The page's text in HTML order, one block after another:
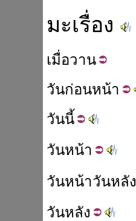
มะเรื่อง
เมื่อวาน
วันก่อนหน้า
วันนี้
วันหน้า
วันหน้าวันหลัง
วันหลัง